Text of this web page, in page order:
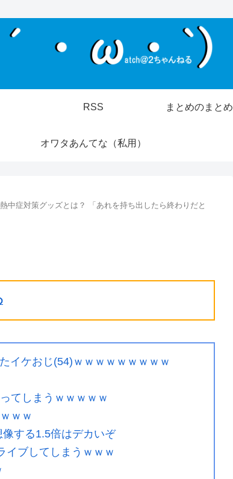
RSS まとめのまとめ
オワタあんてな（私用）
中症対策グッズとは？ 「あれを持ち出したら終わりだと
イケおじ(54)ｗｗｗｗｗｗｗｗｗ
てしまうｗｗｗｗｗ
ｗｗ
像する1.5倍はデカいぞ
イブしてしまうｗｗｗ